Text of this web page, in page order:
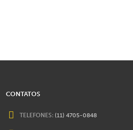
CONTATOS
TELEFONES: (11) 4705-0848